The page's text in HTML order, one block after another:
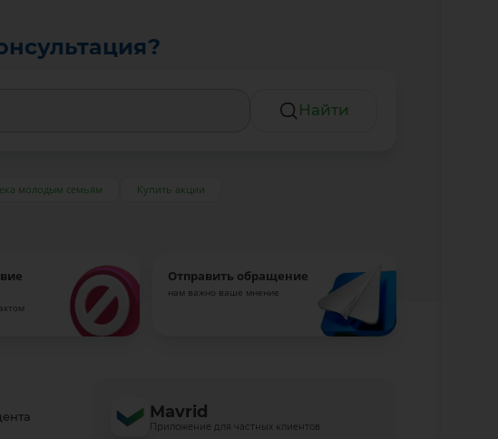
Найти
молодым семьям
Купить акции
Отправить обращение
нам важно ваше мнение
Mavrid
Приложение для частных клиентов